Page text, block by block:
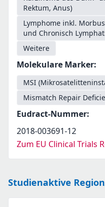
Rektum, Anus)
Lymphome inkl.
und Chronisch
Weitere
Molekulare Marker:
MSI
Mismatch Repair
Eudract-Nummer:
2018-003691-12
Zum EU Clinical Trials
Studienaktive